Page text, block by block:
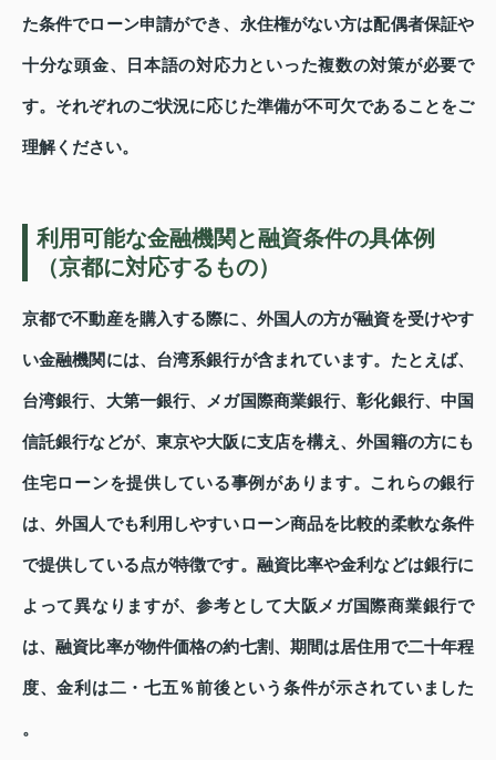
た条件でローン申請ができ、永住権がない方は配偶者保証や
十分な頭金、日本語の対応力といった複数の対策が必要で
す。それぞれのご状況に応じた準備が不可欠であることをご
理解ください。
利用可能な金融機関と融資条件の具体例
（京都に対応するもの）
京都で不動産を購入する際に、外国人の方が融資を受けやす
い金融機関には、台湾系銀行が含まれています。たとえば、
台湾銀行、大第一銀行、メガ国際商業銀行、彰化銀行、中国
信託銀行などが、東京や大阪に支店を構え、外国籍の方にも
住宅ローンを提供している事例があります。これらの銀行
は、外国人でも利用しやすいローン商品を比較的柔軟な条件
で提供している点が特徴です。融資比率や金利などは銀行に
よって異なりますが、参考として大阪メガ国際商業銀行で
は、融資比率が物件価格の約七割、期間は居住用で二十年程
度、金利は二・七五％前後という条件が示されていました
。